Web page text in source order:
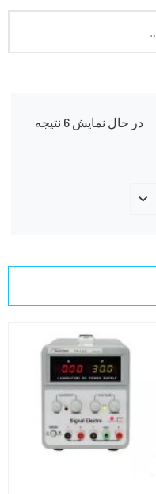
در حال نمایش 6 نتیجه